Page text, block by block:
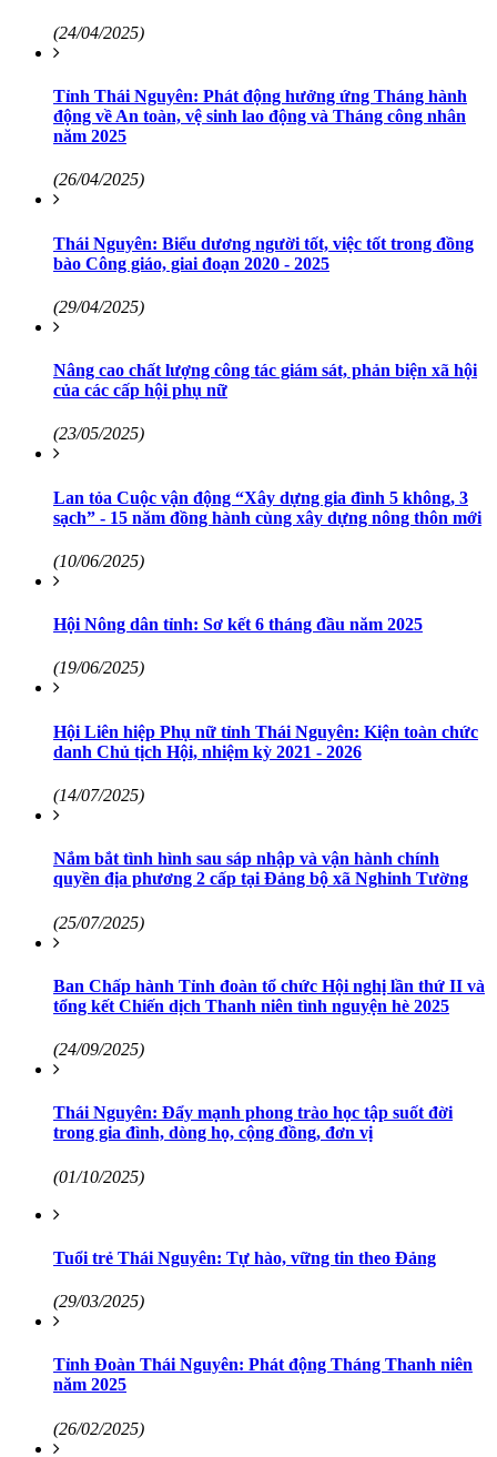
(24/04/2025)
Tỉnh Thái Nguyên: Phát động hưởng ứng Tháng hành
động về An toàn, vệ sinh lao động và Tháng công nhân
năm 2025
(26/04/2025)
Thái Nguyên: Biểu dương người tốt, việc tốt trong đồng
bào Công giáo, giai đoạn 2020 - 2025
(29/04/2025)
Nâng cao chất lượng công tác giám sát, phản biện xã hội
của các cấp hội phụ nữ
(23/05/2025)
Lan tỏa Cuộc vận động “Xây dựng gia đình 5 không, 3
sạch” - 15 năm đồng hành cùng xây dựng nông thôn mới
(10/06/2025)
Hội Nông dân tỉnh: Sơ kết 6 tháng đầu năm 2025
(19/06/2025)
Hội Liên hiệp Phụ nữ tỉnh Thái Nguyên: Kiện toàn chức
danh Chủ tịch Hội, nhiệm kỳ 2021 - 2026
(14/07/2025)
Nắm bắt tình hình sau sáp nhập và vận hành chính
quyền địa phương 2 cấp tại Đảng bộ xã Nghinh Tường
(25/07/2025)
Ban Chấp hành Tỉnh đoàn tổ chức Hội nghị lần thứ II và
tổng kết Chiến dịch Thanh niên tình nguyện hè 2025
(24/09/2025)
Thái Nguyên: Đẩy mạnh phong trào học tập suốt đời
trong gia đình, dòng họ, cộng đồng, đơn vị
(01/10/2025)
Tuổi trẻ Thái Nguyên: Tự hào, vững tin theo Đảng
(29/03/2025)
Tỉnh Đoàn Thái Nguyên: Phát động Tháng Thanh niên
năm 2025
(26/02/2025)